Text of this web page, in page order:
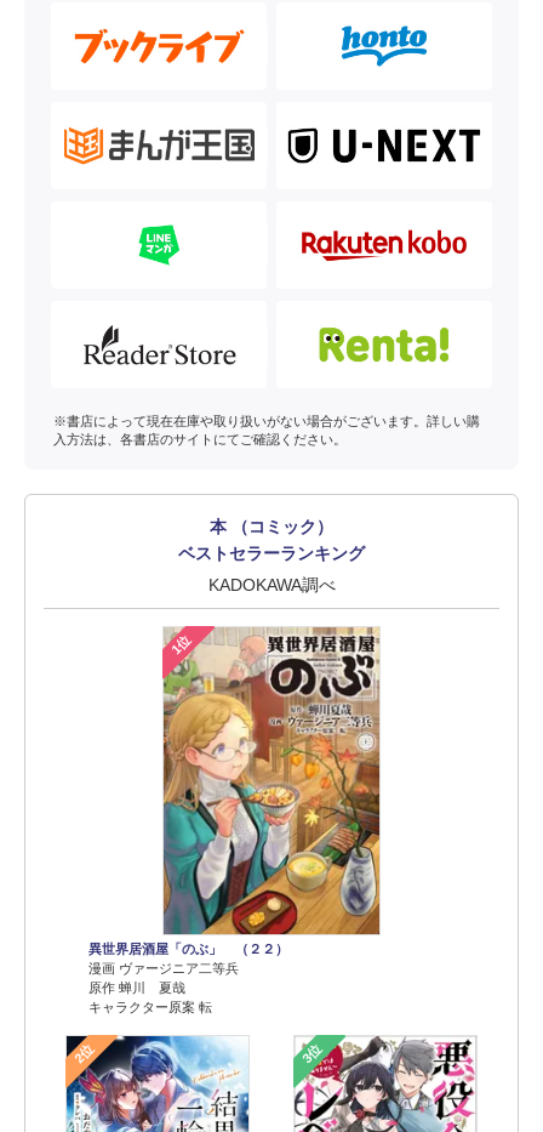
※書店によって現在在庫や取り扱いがない場合がございます。詳しい購
入方法は、各書店のサイトにてご確認ください。
本 （コミック）
ベストセラーランキング
KADOKAWA調べ
1位
異世界居酒屋「のぶ」 （２２）
漫画 ヴァージニア二等兵
原作 蝉川 夏哉
キャラクター原案 転
2位 3位